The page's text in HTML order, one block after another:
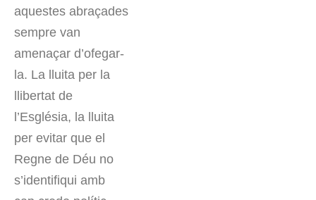
aquestes abraçades
sempre van
amenaçar d’ofegar-
la. La lluita per la
llibertat de
l’Església, la lluita
per evitar que el
Regne de Déu no
s’identifiqui amb